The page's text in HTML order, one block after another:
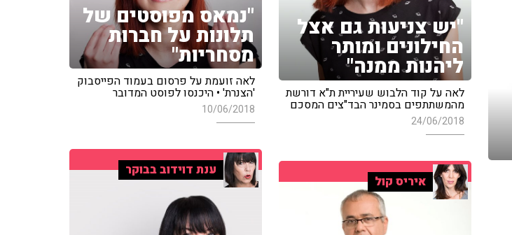
"יש צניעות גם אצל
החילונים ומותר
ליהנות ממנה"
לאה על קוד הלבוש שעיריית ת"א דורשת
מהמשתתפים בסמינר הבד"צים המסכם
24/06/2018
"נמאס מפוסטים של
תלונות על חברות
מסחריות"
לאה זועמת על פרסום בעמוד הפייסבוק
'הצנרת' • היכנסו לפוסט המדובר
10/06/2018
ענת דוידוב בבוקר
איריס קול